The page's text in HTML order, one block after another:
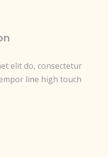
elit do, consectetur
line high touch